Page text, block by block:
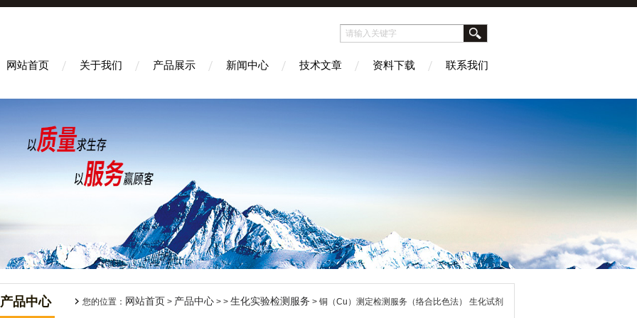
网站首页 关于我们 产品展示 新闻中心 技术文章 资料下载 联系我们
产品中心 您的位置： 网站首页 > 产品中心 > > 生化实验检测服务 > 铜（Cu）测定检测服务（络合比色法） 生化试剂